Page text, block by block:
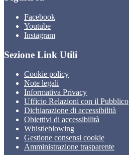
Facebook
Youtube
Instagram
Sezione Link Utili
Cookie policy
Note legali
Informativa Privacy
Ufficio Relazioni con il Pubblico
Dichiarazione di accessibilità
Obiettivi di accessibilità
Whistleblowing
Gestione consensi cookie
Amministrazione trasparente